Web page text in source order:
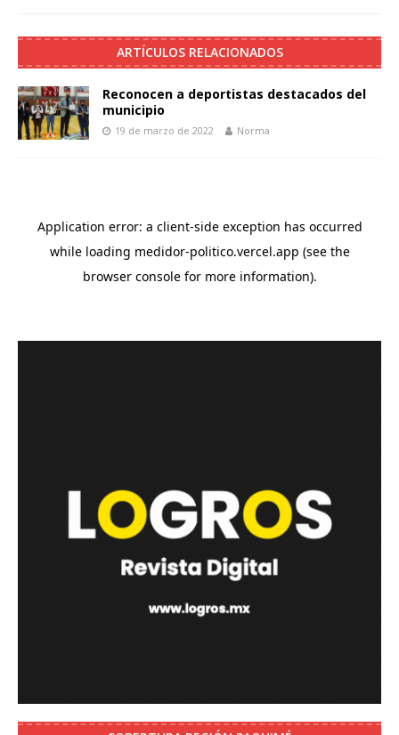
ARTÍCULOS RELACIONADOS
Reconocen a deportistas destacados del
municipio
19 de marzo de 2022 Norma